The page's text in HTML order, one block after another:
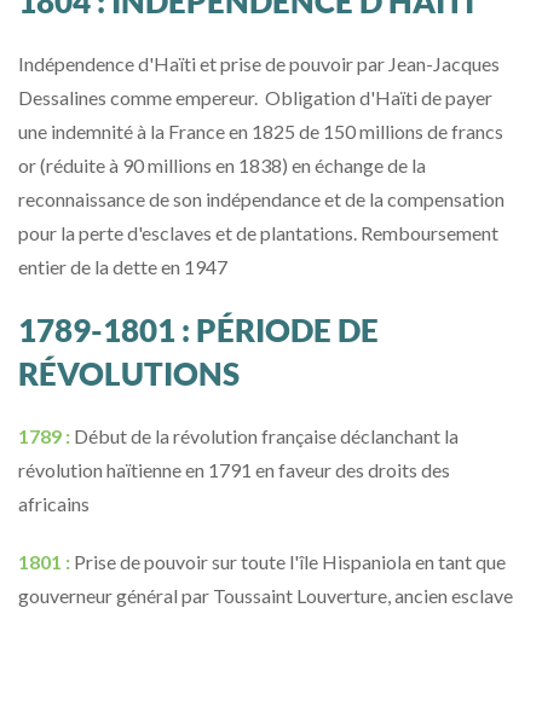
Indépendence d'Haïti et prise de pouvoir par Jean-Jacques
Dessalines comme empereur. Obligation d'Haïti de payer
une indemnité à la France en 1825 de 150 millions de francs
or (réduite à 90 millions en 1838) en échange de la
reconnaissance de son indépendance et de la compensation
pour la perte d'esclaves et de plantations. Remboursement
entier de la dette en 1947
1789-1801 : PÉRIODE DE
RÉVOLUTIONS
1789 : Début de la révolution française déclanchant la
révolution haïtienne en 1791 en faveur des droits des
africains
1801 : Prise de pouvoir sur toute l'île Hispaniola en tant que
gouverneur général par Toussaint Louverture, ancien esclave